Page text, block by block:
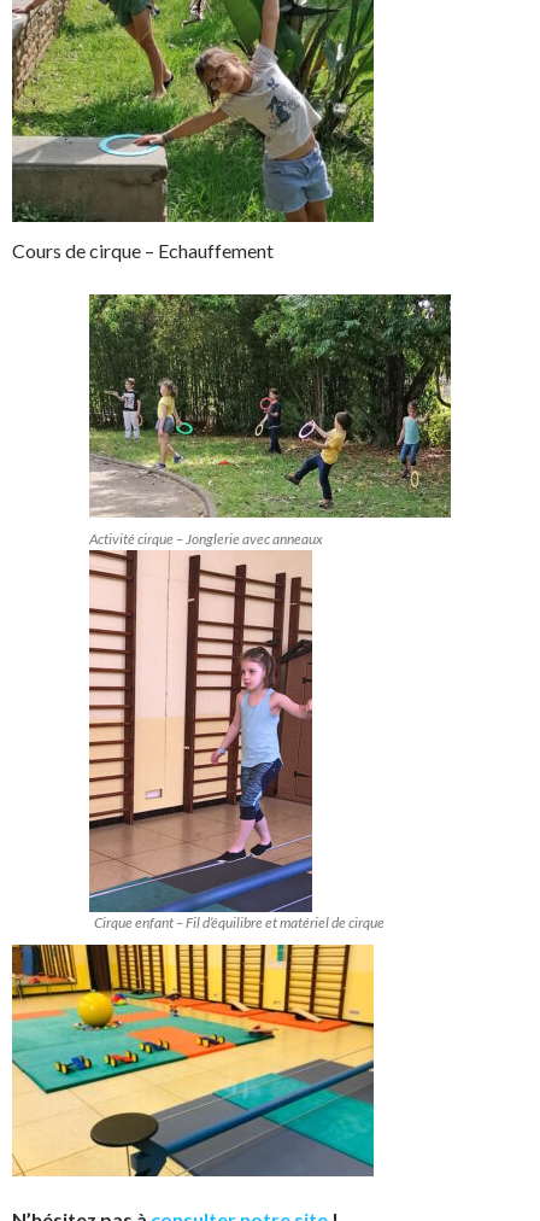
Cours de cirque – Echauffement
Activité cirque – Jonglerie avec anneaux
Cirque enfant – Fil d’équilibre et matériel de cirque